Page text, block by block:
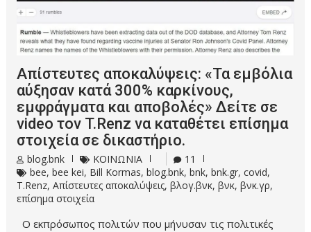
Απίστευτες αποκαλύψεις: «Τα εμβόλια
αύξησαν κατά 300% καρκίνους,
εμφράγματα και αποβολές» Δείτε σε
video τον T.Renz να καταθέτει επίσημα
στοιχεία σε δικαστήριο.
blog.bnk ΚΟΙΝΩΝΙΑ
11
bee,bee kei, Bill Kormas,blog.bnk,bnk,bnk.gr,covid,
T.Renz,Απίστευτες αποκαλύψεις,βλογ.βνκ,βνκ,βνκ.γρ,
επίσημα στοιχεία
Ο εκπρόσωπος πολιτών που μήνυσαν τις πολιτικές